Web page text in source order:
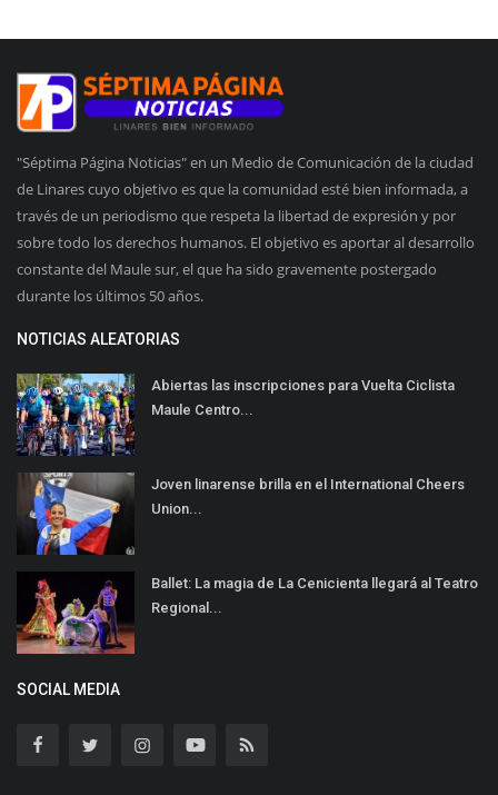
"Séptima Página Noticias" en un Medio de Comunicación de la ciudad
de Linares cuyo objetivo es que la comunidad esté bien informada, a
través de un periodismo que respeta la libertad de expresión y por
sobre todo los derechos humanos. El objetivo es aportar al desarrollo
constante del Maule sur, el que ha sido gravemente postergado
durante los últimos 50 años.
NOTICIAS ALEATORIAS
Abiertas las inscripciones para Vuelta Ciclista
Maule Centro...
Joven linarense brilla en el International Cheers
Union...
Ballet: La magia de La Cenicienta llegará al Teatro
Regional...
SOCIAL MEDIA